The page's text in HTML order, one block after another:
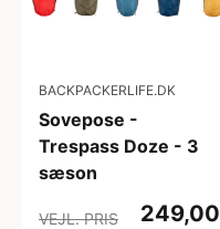
BACKPACKERLIFE.DK
Sovepose -
Trespass Doze - 3
sæson
VEJL. PRIS
249,00